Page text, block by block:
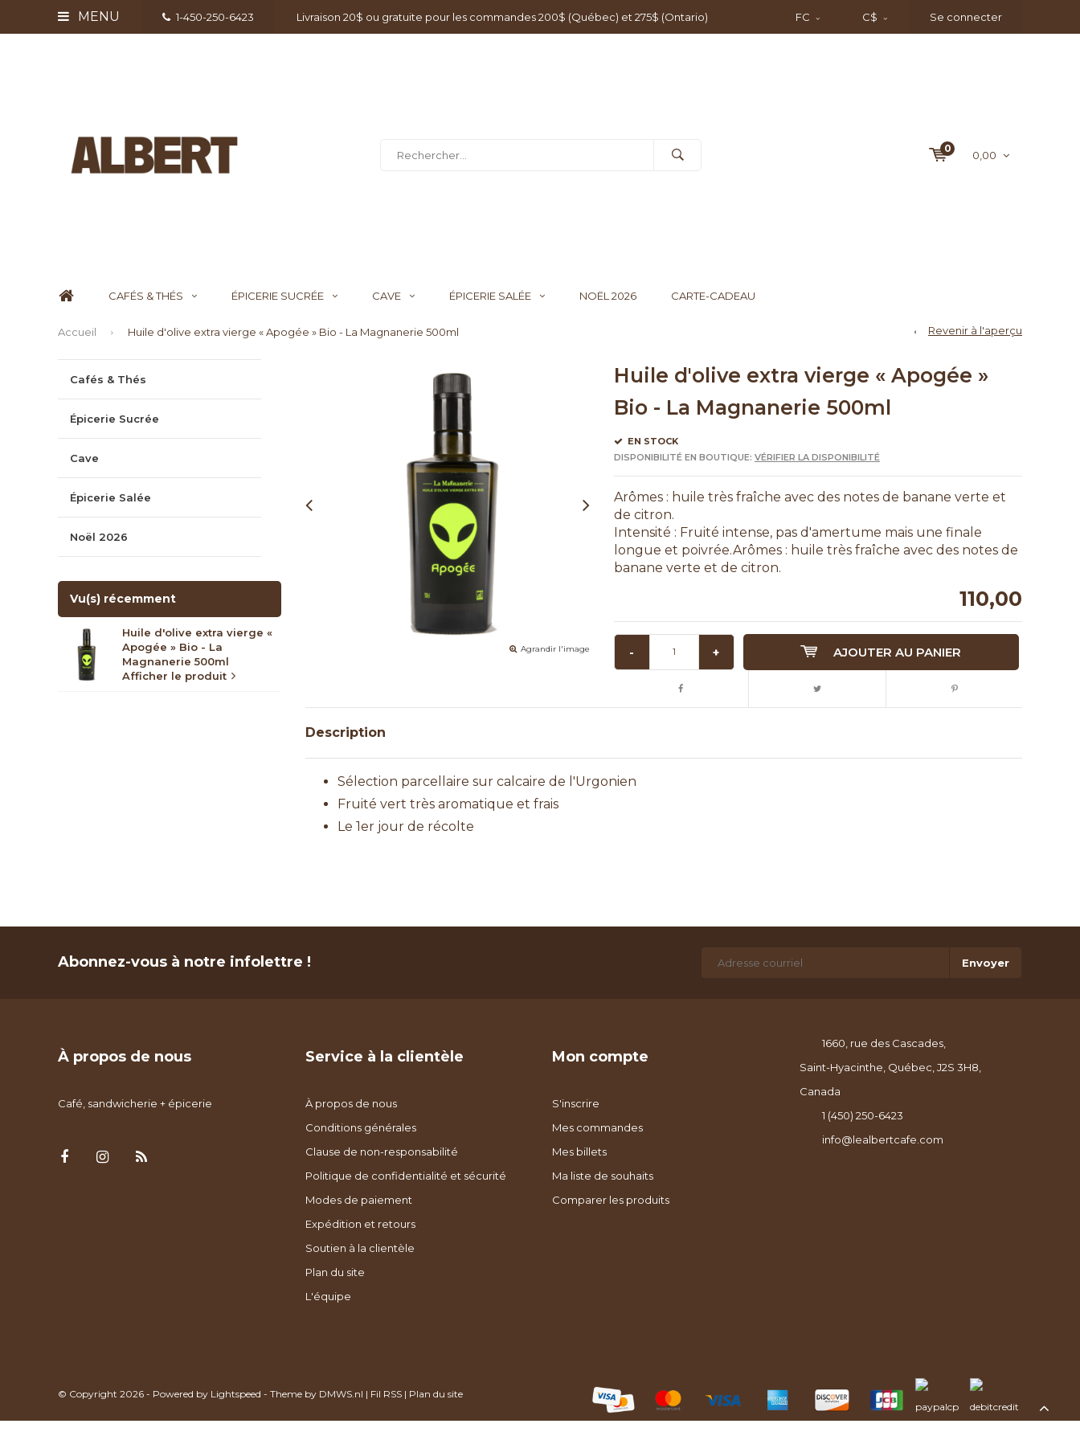
MENU 1-450-250-6423 Livraison 20$ ou gratuite pour les commandes 200$ (Québec) et 275$ (Ontario) FC C$ Se connecter
0
0,00
CAFÉS & THÉS ÉPICERIE SUCRÉE CAVE ÉPICERIE SALÉE NOËL 2026 CARTE-CADEAU
Accueil Huile d'olive extra vierge « Apogée » Bio - La Magnanerie 500ml Revenir à l'aperçu
Cafés & Thés
Épicerie Sucrée
Cave
Épicerie Salée
Noël 2026
Vu(s) récemment
Huile d'olive extra vierge «
Apogée » Bio - La
Magnanerie 500ml
Afficher le produit
Agrandir l'image
Huile d'olive extra vierge « Apogée »
Bio - La Magnanerie 500ml
EN STOCK
DISPONIBILITÉ EN BOUTIQUE: VÉRIFIER LA DISPONIBILITÉ
Arômes : huile très fraîche avec des notes de banane verte et
de citron.
Intensité : Fruité intense, pas d'amertume mais une finale
longue et poivrée.Arômes : huile très fraîche avec des notes de
banane verte et de citron.
110,00
- + AJOUTER AU PANIER
Description
Sélection parcellaire sur calcaire de l'Urgonien
Fruité vert très aromatique et frais
Le 1er jour de récolte
Abonnez-vous à notre infolettre ! Envoyer
À propos de nous
Café, sandwicherie + épicerie
Service à la clientèle
À propos de nous
Conditions générales
Clause de non-responsabilité
Politique de confidentialité et sécurité
Modes de paiement
Expédition et retours
Soutien à la clientèle
Plan du site
L'équipe
Mon compte
S'inscrire
Mes commandes
Mes billets
Ma liste de souhaits
Comparer les produits
1660, rue des Cascades,
Saint-Hyacinthe, Québec, J2S 3H8,
Canada
1 (450) 250-6423
info@lealbertcafe.com
© Copyright 2026 - Powered by Lightspeed - Theme by DMWS.nl | Fil RSS | Plan du site
Les Passions de Manon /-beoordelingen op